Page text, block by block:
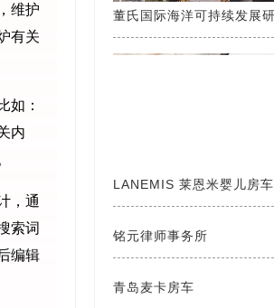
维护
有关
如：
内
，通
索词
编辑
LANEMIS 莱恩米婴儿房车
铭元律师事务所
青岛麦卡房车